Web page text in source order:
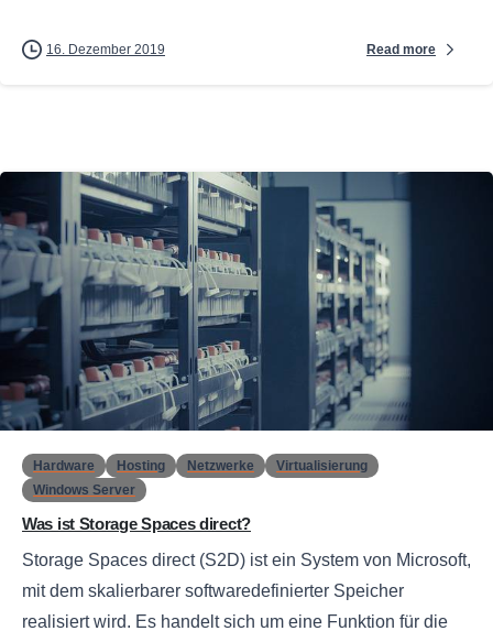
16. Dezember 2019 Read more
Hardware Hosting Netzwerke
Virtualisierung
Windows Server
Was ist Storage Spaces direct?
Storage Spaces direct (S2D) ist ein System von Microsoft,
mit dem skalierbarer softwaredefinierter Speicher
realisiert wird. Es handelt sich um eine Funktion für die